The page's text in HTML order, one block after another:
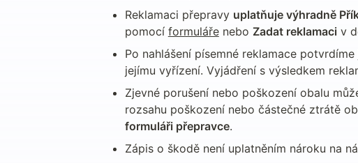
Reklamaci přepravy uplatňuje výhradně
pomocí formuláře nebo Zadat reklamaci v
Po nahlášení písemné reklamace
jejímu vyřízení. Vyjádření s výsledkem
Zjevné porušení nebo poškození obalu
rozsahu poškození nebo částečné ztrátě
formuláři přepravce.
Zápis o škodě není uplatněním nároku na